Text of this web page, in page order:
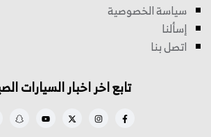
سياسة الخصوصية
إسألنا
اتصل بنا
تابع اخر اخبار السيارات